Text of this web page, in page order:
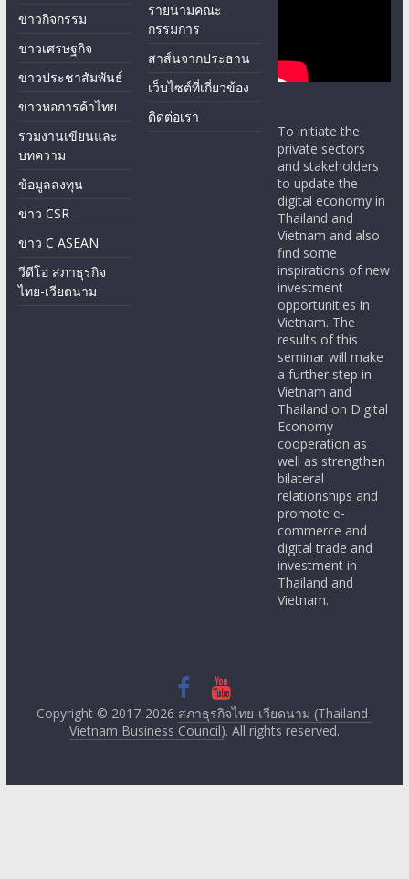
ข่าวกิจกรรม
ข่าวเศรษฐกิจ
ข่าวประชาสัมพันธ์
ข่าวหอการค้าไทย
รวมงานเขียนและ
บทความ
ข้อมูลลงทุน
ข่าว CSR
ข่าว C ASEAN
วีดีโอ สภาธุรกิจ
ไทย-เวียดนาม
รายนามคณะ
กรรมการ
สาส์นจากประธาน
เว็บไซต์ที่เกี่ยวข้อง
ติดต่อเรา
To initiate the
private sectors
and stakeholders
to update the
digital economy in
Thailand and
Vietnam and also
find some
inspirations of new
investment
opportunities in
Vietnam. The
results of this
seminar will make
a further step in
Vietnam and
Thailand on Digital
Economy
cooperation as
well as strengthen
bilateral
relationships and
promote e-
commerce and
digital trade and
investment in
Thailand and
Vietnam.
Copyright © 2017-2026 สภาธุรกิจไทย-เวียดนาม (Thailand-
Vietnam Business Council). All rights reserved.